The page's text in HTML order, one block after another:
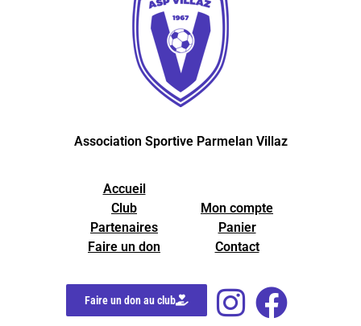
Association Sportive Parmelan Villaz
Accueil
Club
Partenaires
Faire un don
Mon compte
Panier
Contact
Faire un don au club